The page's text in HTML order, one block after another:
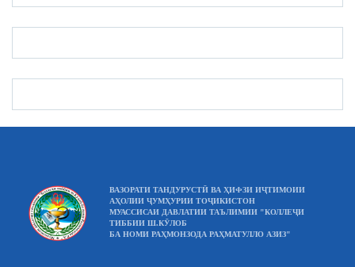
ВАЗОРАТИ ТАНДУРУСТӢ ВА ҲИФЗИ ИҶТИМОИИ
АҲОЛИИ ҶУМҲУРИИ ТОҶИКИСТОН
МУАССИСАИ ДАВЛАТИИ ТАЪЛИМИИ "КОЛЛЕҶИ
ТИББИИ Ш.КӮЛОБ
БА НОМИ РАҲМОНЗОДА РАҲМАТУЛЛО АЗИЗ"